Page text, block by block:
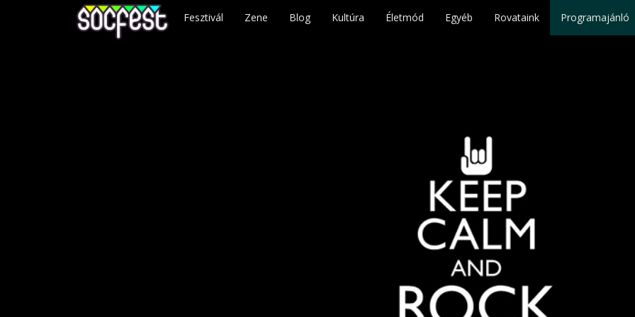
Fesztivál Zene Blog Kultúra Életmód Egyéb Rovataink Programajánló